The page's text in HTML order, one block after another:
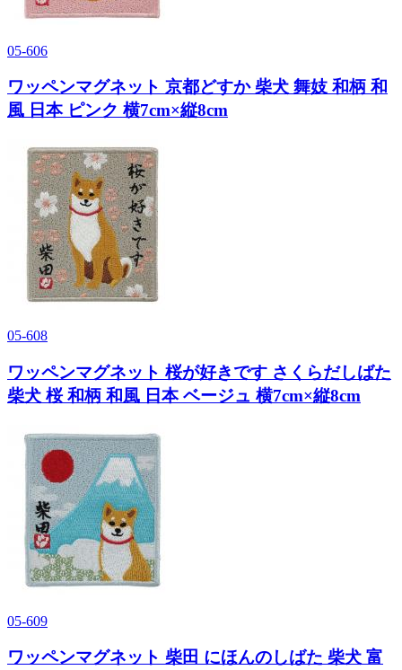
05-606
ワッペンマグネット 京都どすか 柴犬 舞妓 和柄 和
風 日本 ピンク 横7cm×縦8cm
05-608
ワッペンマグネット 桜が好きです さくらだしばた
柴犬 桜 和柄 和風 日本 ベージュ 横7cm×縦8cm
05-609
ワッペンマグネット 柴田 にほんのしばた 柴犬 富